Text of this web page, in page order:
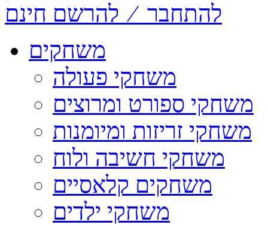
להתחבר ⁄ להרשם חינם
משחקים
משחקי פעולה
משחקי ספורט ומרוצים
משחקי זריזות ומיומנות
משחקי חשיבה ולוח
משחקים קלאסיים
משחקי ילדים